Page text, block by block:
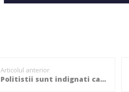
Articolul anterior
Politistii sunt indignati ca MAI a cerut bani de la populatie pentru colegul taiat cu sabia: Cum sa apeleze un minister la mila publica?!